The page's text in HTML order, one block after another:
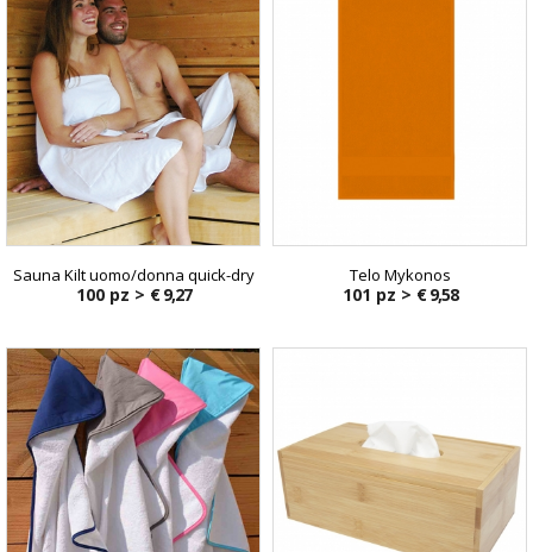
Sauna Kilt uomo/donna quick-dry
100 pz > € 9,27
Telo Mykonos
101 pz > € 9,58